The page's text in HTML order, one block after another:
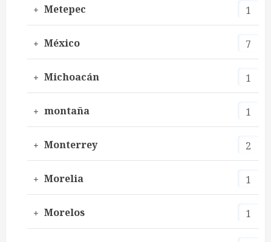
Metepec 1
México 7
Michoacán 1
montaña 1
Monterrey 2
Morelia 1
Morelos 1